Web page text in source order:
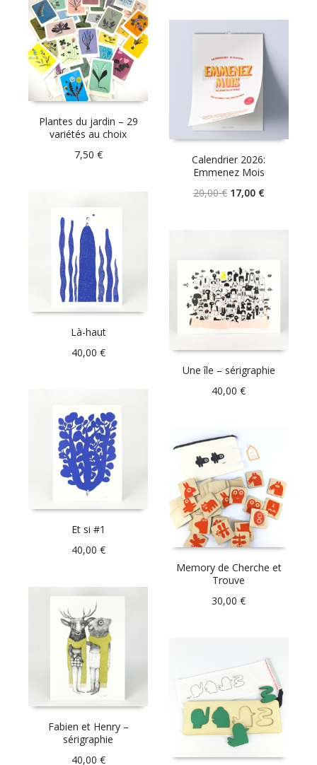
Plantes du jardin – 29
variétés au choix
7,50 €
Calendrier 2026:
Emmenez Mois
20,00€ Le
17,00 €Le
Là-haut
40,00 €
Une île – sérigraphie
40,00€
Et si #1
40,00 €
Memory de Cherche et
Trouve
30,00€
Fabien et Henry –
sérigraphie
40,00 €